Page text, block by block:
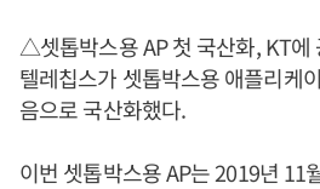
△셋톱박스용 AP 첫 국산화, KT에
텔레칩스가 셋톱박스용 애플리케
음으로 국산화했다.
이번 셋톱박스용 AP는 2019년 11